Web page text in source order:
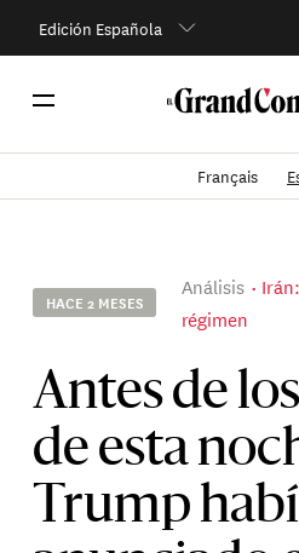
Edición Española
Français
HACE 2 MESES
Análisis
régimen
Antes de
de esta
Trump